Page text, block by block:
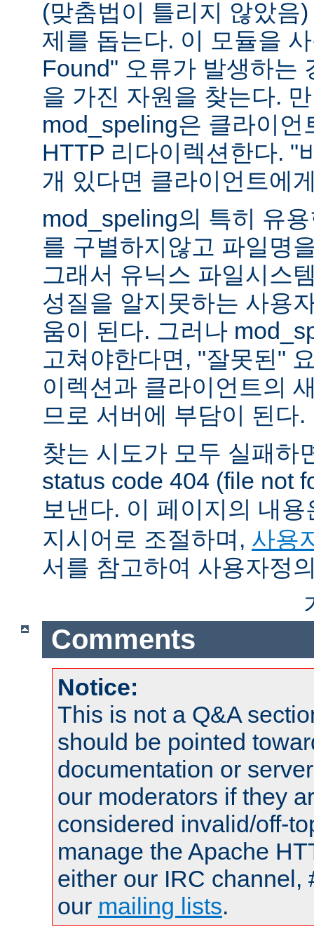
(맞춤법이 틀리지 않았음
제를 돕는다. 이 모듈을
Found" 오류가 발생하는
을 가진 자원을 찾는다.
mod_speling은 클라이언
HTTP 리다이렉션한다. "
개 있다면 클라이언트에
mod_speling의 특히 유
를 구별하지않고 파일명
그래서 유닉스 파일시스
성질을 알지못하는 사용
움이 된다. 그러나
고쳐야한다면, "잘못된"
이렉션과 클라이언트의
므로 서버에 부담이 된다.
찾는 시도가 모두 실패하
status code 404 (file not
보낸다. 이 페이지의 내
지시어로 조절하며, 사용
서를 참고하여 사용자정
Comments
Notice:
This is not a Q&A
should be pointed
documentation or
our moderators if they
considered invalid/off-
manage the Apache
either our IRC channel,
our mailing lists.